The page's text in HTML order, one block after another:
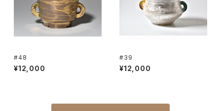
#48
¥12,000
#39
¥12,000